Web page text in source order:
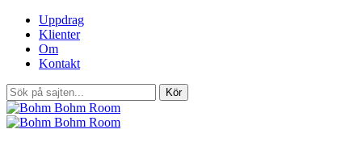
Uppdrag
Klienter
Om
Kontakt